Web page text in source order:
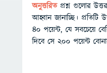
অনুত্তরিত প্রশ্ন গুলোর
আহ্বান জানাচ্ছি। প্রতিটি
৪০ পয়েন্ট, যে সবচেয়ে
দিবে সে ২০০ পয়েন্ট